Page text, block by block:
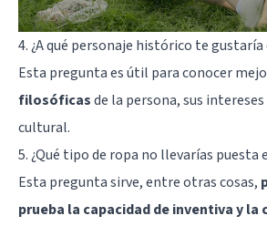
4. ¿A qué personaje histórico te
Esta pregunta es útil para conocer
filosóficasde la persona, sus
cultural.
5. ¿Qué tipo de ropa no llevarías puesta
Esta pregunta sirve, entre otras cosas,
prueba la capacidad de inventiva y la